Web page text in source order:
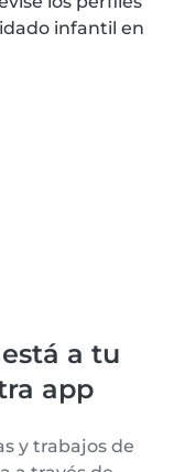
infantil en
a tu
app
y trabajos de